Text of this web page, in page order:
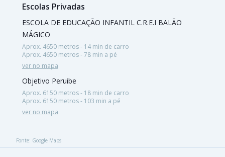
Escolas Privadas
ESCOLA DE EDUCAÇÃO INFANTIL C.R.E.I BALÃO
MÁGICO
Aprox. 4650 metros - 14 min de carro
Aprox. 4650 metros - 78 min a pé
ver no mapa
Objetivo Peruibe
Aprox. 6150 metros - 18 min de carro
Aprox. 6150 metros - 103 min a pé
ver no mapa
Fonte: Google Maps